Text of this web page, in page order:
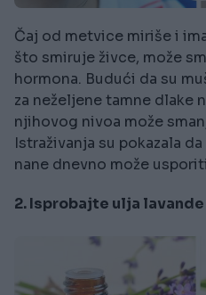
Čaj od metvice miriše i
što smiruje živce, može
hormona. Budući da su
za neželjene tamne dlake
njihovog nivoa može
Istraživanja su pokazala
nane dnevno može
2. Isprobajte ulja